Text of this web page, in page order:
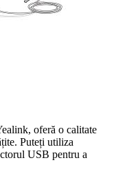
oferă o calitate
Puteți utiliza
USB pentru a